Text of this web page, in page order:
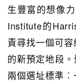
生豐富的想像
Institute的
責尋找一個可
的新預定地段
兩個選址標準